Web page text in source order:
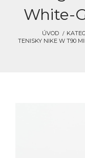
White-
ÚVOD
TENISKY NIKE W T90